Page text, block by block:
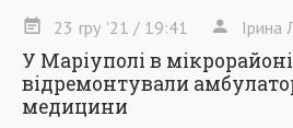
23 гру '21 / 19:41 Ірина
У Маріуполі в
відремонтували
медицини